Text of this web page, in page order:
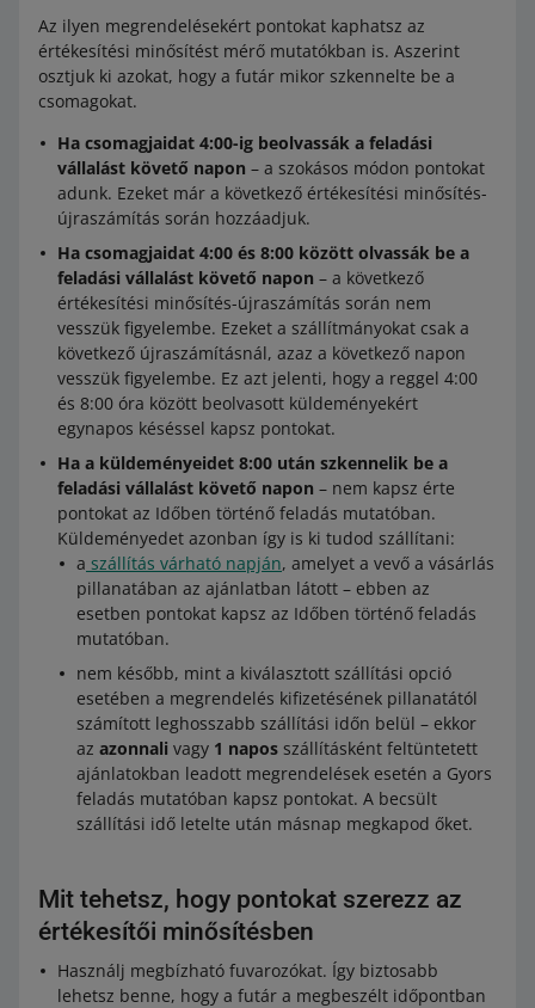
Az ilyen megrendelésekért pontokat kaphatsz az
értékesítési minősítést mérő mutatókban is. Aszerint
osztjuk ki azokat, hogy a futár mikor szkennelte be a
csomagokat.
Ha csomagjaidat 4:00-ig beolvassák a feladási
vállalást követő napon – a szokásos módon pontokat
adunk. Ezeket már a következő értékesítési minősítés-
újraszámítás során hozzáadjuk.
Ha csomagjaidat 4:00 és 8:00 között olvassák be a
feladási vállalást követő napon – a következő
értékesítési minősítés-újraszámítás során nem
vesszük figyelembe. Ezeket a szállítmányokat csak a
következő újraszámításnál, azaz a következő napon
vesszük figyelembe. Ez azt jelenti, hogy a reggel 4:00
és 8:00 óra között beolvasott küldeményekért
egynapos késéssel kapsz pontokat.
Ha a küldeményeidet 8:00 után szkennelik be a
feladási vállalást követő napon – nem kapsz érte
pontokat az Időben történő feladás mutatóban.
Küldeményedet azonban így is ki tudod szállítani:
a szállítás várható napján, amelyet a vevő a vásárlás
pillanatában az ajánlatban látott – ebben az
esetben pontokat kapsz az Időben történő feladás
mutatóban.
nem később, mint a kiválasztott szállítási opció
esetében a megrendelés kifizetésének pillanatától
számított leghosszabb szállítási időn belül – ekkor
az azonnali vagy 1 napos szállításként feltüntetett
ajánlatokban leadott megrendelések esetén a Gyors
feladás mutatóban kapsz pontokat. A becsült
szállítási idő letelte után másnap megkapod őket.
Mit tehetsz, hogy pontokat szerezz az
értékesítői minősítésben
Használj megbízható fuvarozókat. Így biztosabb
lehetsz benne, hogy a futár a megbeszélt időpontban